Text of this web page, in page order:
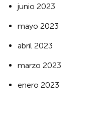
junio 2023
mayo 2023
abril 2023
marzo 2023
enero 2023